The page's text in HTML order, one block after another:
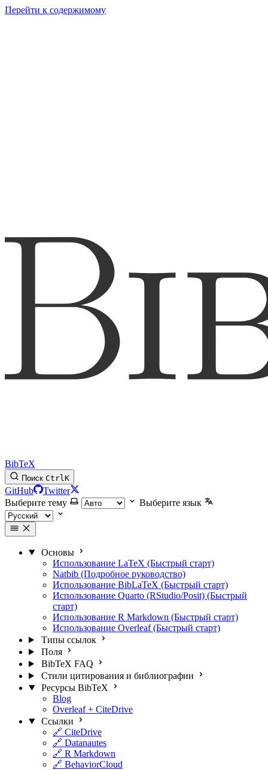
Перейти к содержимому
BibTeX
Поиск CtrlK
GitHub
Twitter
Выберите тему
Выберите язык
Основы
Использование LaTeX (Быстрый старт)
Natbib (Подробное руководство)
Использование BibLaTeX (Быстрый старт)
Использование Quarto (RStudio/Posit) (Быстрый
старт)
Использование R Markdown (Быстрый старт)
Использование Overleaf (Быстрый старт)
Типы ссылок
Поля
BibTeX FAQ
Стили цитирования и библиографии
Ресурсы BibTeX
Blog
Overleaf + CiteDrive
Ссылки
🔗 CiteDrive
🔗 Datanautes
🔗 R Markdown
🔗 BehaviorCloud